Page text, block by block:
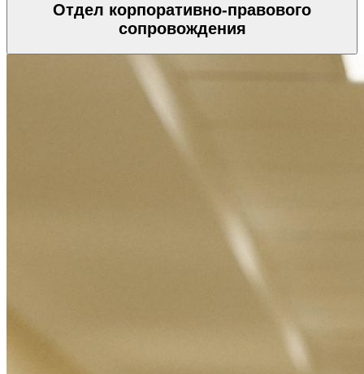
Отдел корпоративно-правового
сопровождения